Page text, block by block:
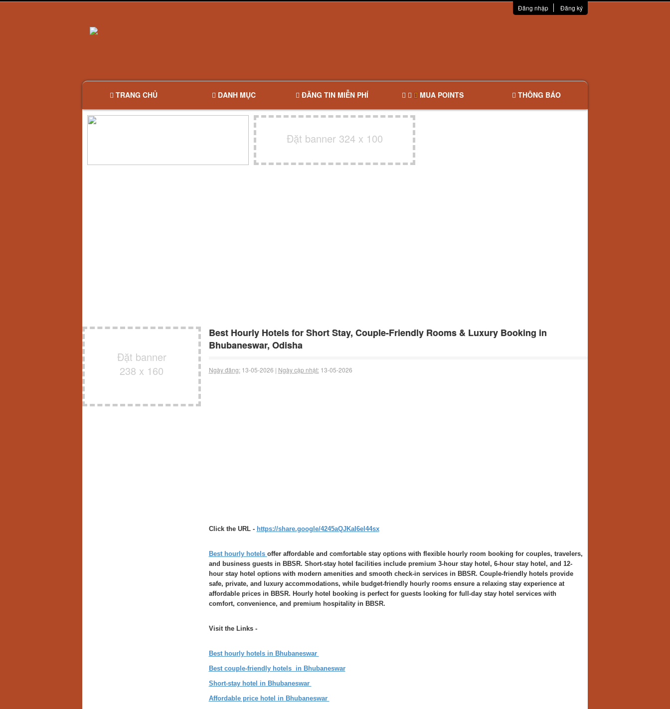
Đăng nhập Đăng ký
TRANG CHỦ DANH MỤC ĐĂNG TIN MIỄN PHÍ MUA POINTS THÔNG BÁO
Đặt banner 324 x 100
Đặt banner
238 x 160
Best Hourly Hotels for Short Stay, Couple-Friendly Rooms & Luxury Booking in
Bhubaneswar, Odisha
Ngày đăng:13-05-2026 | Ngày cập nhật:13-05-2026
Click the URL - https://share.google/4245aQJKaI6el44sx
Best hourly hotels offer affordable and comfortable stay options with flexible hourly room booking for couples, travelers,
and business guests in BBSR. Short-stay hotel facilities include premium 3-hour stay hotel, 6-hour stay hotel, and 12-
hour stay hotel options with modern amenities and smooth check-in services in BBSR. Couple-friendly hotels provide
safe, private, and luxury accommodations, while budget-friendly hourly rooms ensure a relaxing stay experience at
affordable prices in BBSR. Hourly hotel booking is perfect for guests looking for full-day stay hotel services with
comfort, convenience, and premium hospitality in BBSR.
Visit the Links -
Best hourly hotels in Bhubaneswar
Best couple-friendly hotels in Bhubaneswar
Short-stay hotel in Bhubaneswar
Affordable price hotel in Bhubaneswar